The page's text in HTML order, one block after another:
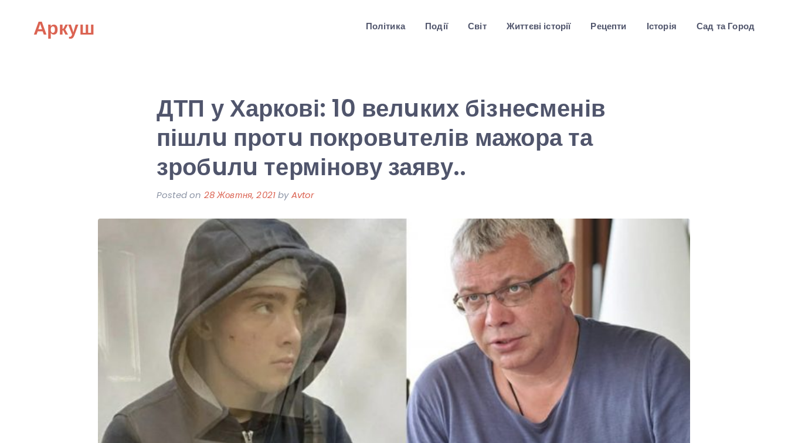
Аркуш Політика Події Світ Життєві історії Рецепти Історія Сад та Город
ДТП у Харкові: 10 велuких бізнеcменів
пішлu протu покровuтелів мажора та
зробuлu термінову заяву..
Posted on 28 Жовтня, 2021byAvtor